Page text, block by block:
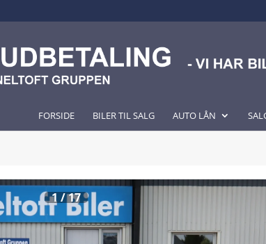
FORSIDE BILER TIL SALG AUTO LÅN
1 /17